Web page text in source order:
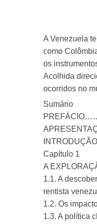
A Venezuela
como
os
Acolhida
ocorridos no
Sumário
Capítulo 1
A
1.1. A
rentista
1.2. Os
1.3. A